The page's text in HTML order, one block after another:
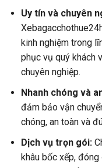
Uy tín và chuyên
kinh nghiệm trong
phục vụ quý khách
chuyên nghiệp.
Nhanh chóng và
đảm bảo vận
chóng, an toàn và
Dịch vụ trọn gói:
khâu bốc xếp,